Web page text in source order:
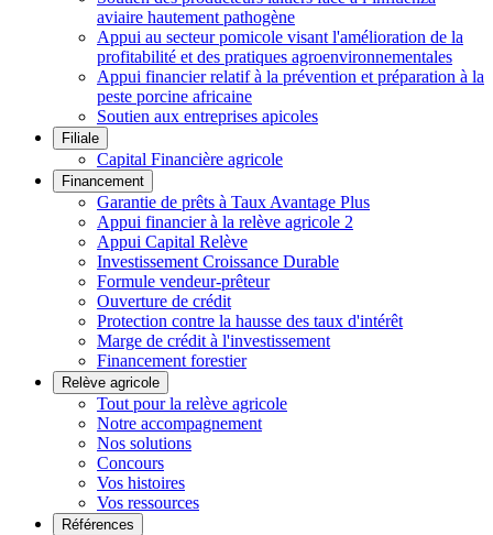
aviaire hautement pathogène
Appui au secteur pomicole visant l'amélioration de la
profitabilité et des pratiques agroenvironnementales
Appui financier relatif à la prévention et préparation à la
peste porcine africaine
Soutien aux entreprises apicoles
Filiale
Capital Financière agricole
Financement
Garantie de prêts à Taux Avantage Plus
Appui financier à la relève agricole 2
Appui Capital Relève
Investissement Croissance Durable
Formule vendeur-prêteur
Ouverture de crédit
Protection contre la hausse des taux d'intérêt
Marge de crédit à l'investissement
Financement forestier
Relève agricole
Tout pour la relève agricole
Notre accompagnement
Nos solutions
Concours
Vos histoires
Vos ressources
Références